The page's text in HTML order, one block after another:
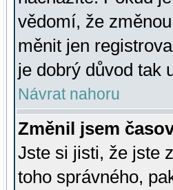
vědomí, že
měnit jen
je dobrý důvod tak
Návrat nahoru
Změnil jsem
Jste si jisti, že jste
toho správného,